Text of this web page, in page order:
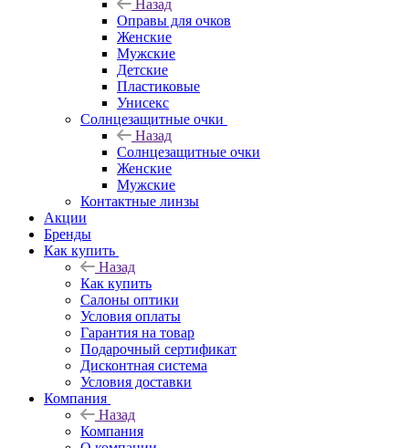
Назад
Оправы для очков
Женские
Мужские
Детские
Пластиковые
Унисекс
Солнцезащитные очки
Назад
Солнцезащитные очки
Женские
Мужские
Контактные линзы
Акции
Бренды
Как купить
Назад
Как купить
Салоны оптики
Условия оплаты
Гарантия на товар
Подарочный сертификат
Дисконтная система
Условия доставки
Компания
Назад
Компания